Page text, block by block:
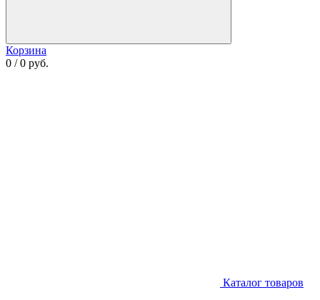
Корзина
0 / 0 руб.
Каталог товаров